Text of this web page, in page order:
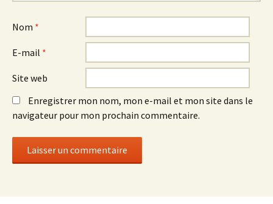
Nom *
E-mail *
Site web
Enregistrer mon nom, mon e-mail et mon site dans le
navigateur pour mon prochain commentaire.